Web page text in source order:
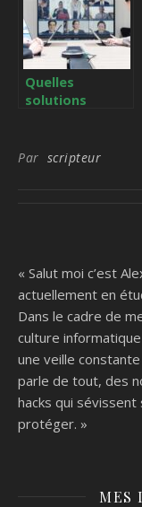
Quelles
solutions
entreprise à la
pointe de la
Par scripteur
« Salut moi c’est
actuellement en
Dans le cadre de
culture
une veille
parle de tout, des
hacks qui sévissent
protéger. »
MES